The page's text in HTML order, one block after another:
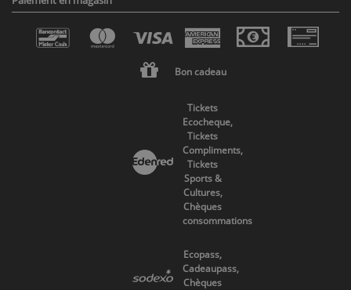
Bon cadeau
Tickets
Ecocheque,
Tickets
Compliments,
Tickets
Sports &
Cultures,
Chèques
consommations
Ecopass,
Cadeaupass,
Chèques